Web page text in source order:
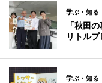
学ぶ・知る
「秋田
リトル
学ぶ・知る